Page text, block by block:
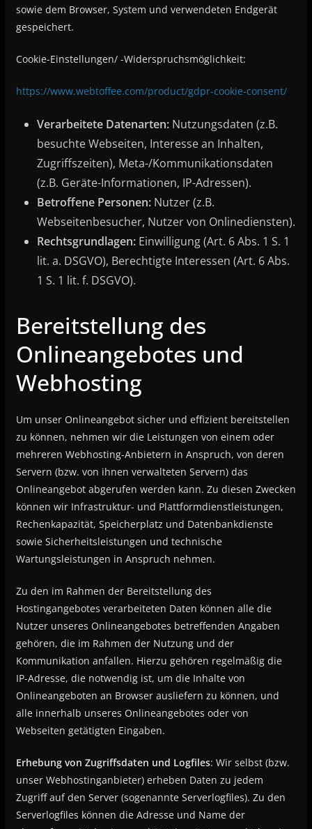
sowie dem Browser, System und verwendeten Endgerät
gespeichert.
Cookie-Einstellungen/ -Widerspruchsmöglichkeit:
https://www.webtoffee.com/product/gdpr-cookie-consent/
Verarbeitete Datenarten:Nutzungsdaten (z.B.
besuchte Webseiten, Interesse an Inhalten,
Zugriffszeiten), Meta-/Kommunikationsdaten
(z.B. Geräte-Informationen, IP-Adressen).
Betroffene Personen:Nutzer (z.B.
Webseitenbesucher, Nutzer von Onlinediensten).
Rechtsgrundlagen:Einwilligung (Art. 6 Abs. 1 S. 1
lit. a. DSGVO), Berechtigte Interessen (Art. 6 Abs.
1 S. 1 lit. f. DSGVO).
Bereitstellung des
Onlineangebotes und
Webhosting
Um unser Onlineangebot sicher und effizient bereitstellen
zu können, nehmen wir die Leistungen von einem oder
mehreren Webhosting-Anbietern in Anspruch, von deren
Servern (bzw. von ihnen verwalteten Servern) das
Onlineangebot abgerufen werden kann. Zu diesen Zwecken
können wir Infrastruktur- und Plattformdienstleistungen,
Rechenkapazität, Speicherplatz und Datenbankdienste
sowie Sicherheitsleistungen und technische
Wartungsleistungen in Anspruch nehmen.
Zu den im Rahmen der Bereitstellung des
Hostingangebotes verarbeiteten Daten können alle die
Nutzer unseres Onlineangebotes betreffenden Angaben
gehören, die im Rahmen der Nutzung und der
Kommunikation anfallen. Hierzu gehören regelmäßig die
IP-Adresse, die notwendig ist, um die Inhalte von
Onlineangeboten an Browser ausliefern zu können, und
alle innerhalb unseres Onlineangebotes oder von
Webseiten getätigten Eingaben.
Erhebung von Zugriffsdaten und Logfiles: Wir selbst (bzw.
unser Webhostinganbieter) erheben Daten zu jedem
Zugriff auf den Server (sogenannte Serverlogfiles). Zu den
Serverlogfiles können die Adresse und Name der